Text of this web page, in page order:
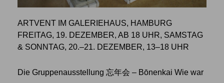
ARTVENT IM GALERIEHAUS, HAMBURG
FREITAG, 19. DEZEMBER, AB 18 UHR, SAMSTAG
& SONNTAG, 20.–21. DEZEMBER, 13–18 UHR
Die Gruppenausstellung 忘年会 – Bōnenkai Wie war